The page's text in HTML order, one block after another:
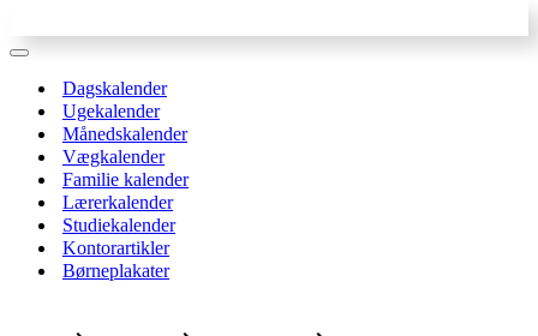
Navigation
Dagskalender
Ugekalender
Månedskalender
Vægkalender
Familie kalender
Lærerkalender
Studiekalender
Kontorartikler
Børneplakater